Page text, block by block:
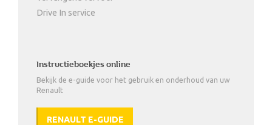
Drive In service
Instructieboekjes online
Bekijk de e-guide voor het gebruik en onderhoud van uw
Renault
RENAULT E-GUIDE